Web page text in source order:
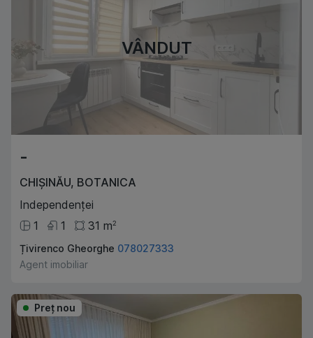
VÂNDUT
-
CHIȘINĂU, BOTANICA
Independenței
1
1 31 m2
Țivirenco Gheorghe 078027333
Agent imobiliar
Preţ nou